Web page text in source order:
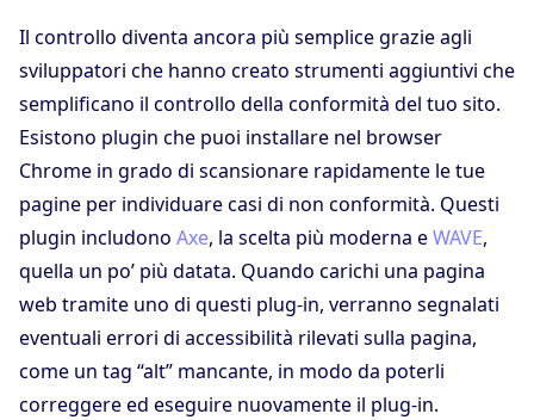
Il controllo diventa ancora più semplice grazie agli
sviluppatori che hanno creato strumenti aggiuntivi che
semplificano il controllo della conformità del tuo sito.
Esistono plugin che puoi installare nel browser
Chrome in grado di scansionare rapidamente le tue
pagine per individuare casi di non conformità. Questi
plugin includono Axe, la scelta più moderna eWAVE,
quella un po’ più datata. Quando carichi una pagina
web tramite uno di questi plug-in, verranno segnalati
eventuali errori di accessibilità rilevati sulla pagina,
come un tag “alt” mancante, in modo da poterli
correggere ed eseguire nuovamente il plug-in.